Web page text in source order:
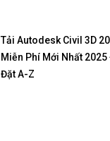
Tải Autodesk Civil 3D
Miễn Phí Mới Nhất 2025
Đặt A-Z